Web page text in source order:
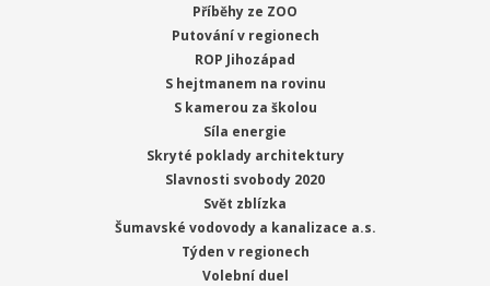
Příběhy ze ZOO
Putování v regionech
ROP Jihozápad
S hejtmanem na rovinu
S kamerou za školou
Síla energie
Skryté poklady architektury
Slavnosti svobody 2020
Svět zblízka
Šumavské vodovody a kanalizace a.s.
Týden v regionech
Volební duel